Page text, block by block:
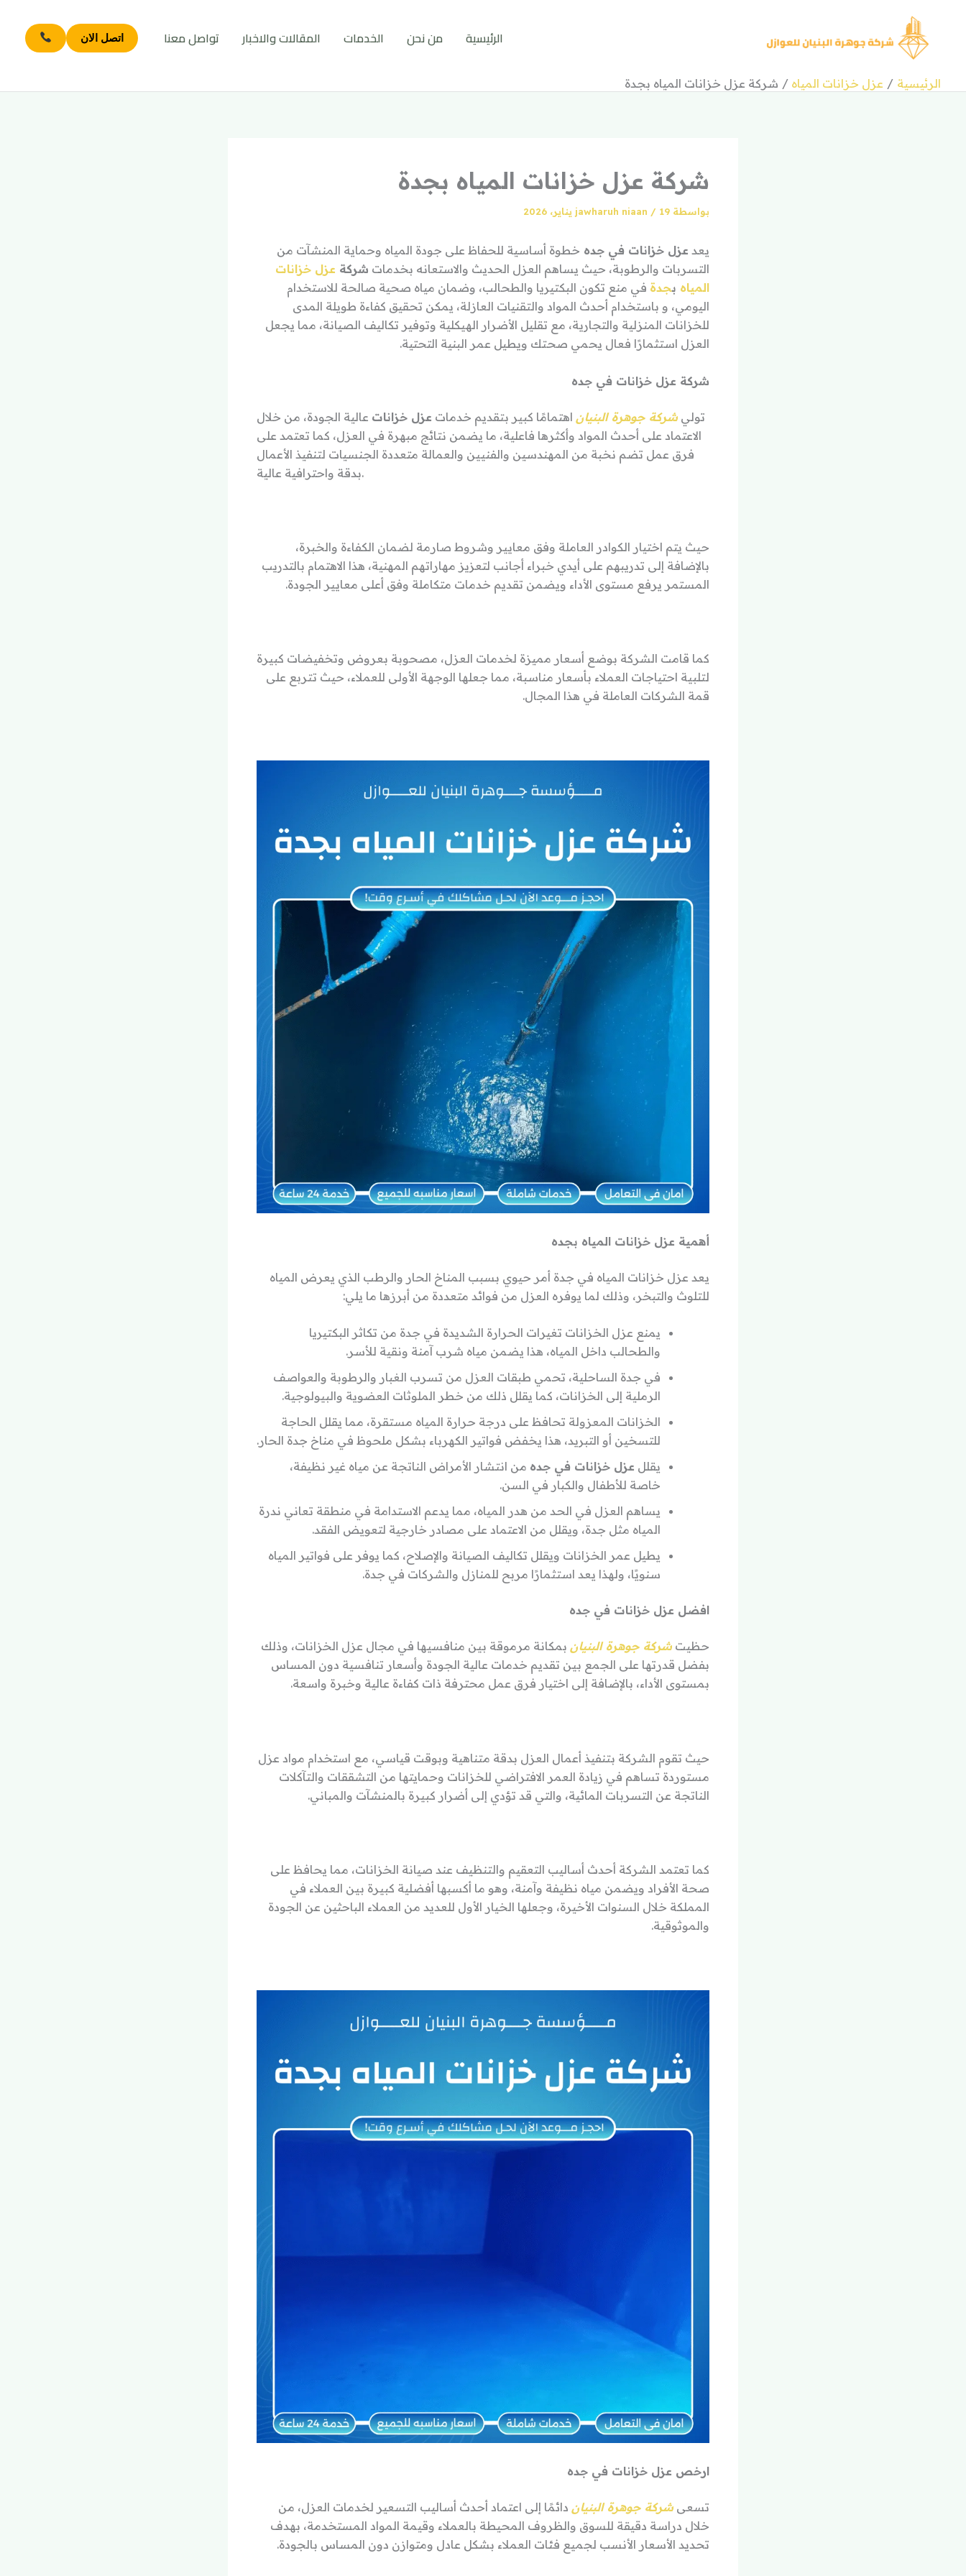
المحتوى
الرئيسية من نحن الخدمات المقالات والاخبار تواصل معنا اتصل الان
الرئيسية عزل خزانات المياه شركة عزل خزانات المياه بجدة
شركة عزل خزانات المياه بجدة
بواسطة jawharuh niaan / 19 يناير، 2026
يعد عزل خزانات في جده خطوة أساسية للحفاظ على جودة المياه وحماية المنشآت من
التسربات والرطوبة، حيث يساهم العزل الحديث والاستعانه بخدمات شركة عزل خزانات
المياه بجدة في منع تكون البكتيريا والطحالب، وضمان مياه صحية صالحة للاستخدام
اليومي، و باستخدام أحدث المواد والتقنيات العازلة، يمكن تحقيق كفاءة طويلة المدى
للخزانات المنزلية والتجارية، مع تقليل الأضرار الهيكلية وتوفير تكاليف الصيانة، مما يجعل
العزل استثمارًا فعال يحمي صحتك ويطيل عمر البنية التحتية.
شركة عزل خزانات في جده
تولي شركة جوهرة البنيان اهتمامًا كبير بتقديم خدمات عزل خزانات عالية الجودة، من خلال
الاعتماد على أحدث المواد وأكثرها فاعلية، ما يضمن نتائج مبهرة في العزل، كما تعتمد على
فرق عمل تضم نخبة من المهندسين والفنيين والعمالة متعددة الجنسيات لتنفيذ الأعمال
بدقة واحترافية عالية.
حيث يتم اختيار الكوادر العاملة وفق معايير وشروط صارمة لضمان الكفاءة والخبرة،
بالإضافة إلى تدريبهم على أيدي خبراء أجانب لتعزيز مهاراتهم المهنية، هذا الاهتمام بالتدريب
المستمر يرفع مستوى الأداء ويضمن تقديم خدمات متكاملة وفق أعلى معايير الجودة.
كما قامت الشركة بوضع أسعار مميزة لخدمات العزل، مصحوبة بعروض وتخفيضات كبيرة
لتلبية احتياجات العملاء بأسعار مناسبة، مما جعلها الوجهة الأولى للعملاء، حيث تتربع على
قمة الشركات العاملة في هذا المجال.
أهمية عزل خزانات المياه بجده
يعد عزل خزانات المياه في جدة أمر حيوي بسبب المناخ الحار والرطب الذي يعرض المياه
للتلوث والتبخر، وذلك لما يوفره العزل من فوائد متعددة من أبرزها ما يلي:
يمنع عزل الخزانات تغيرات الحرارة الشديدة في جدة من تكاثر البكتيريا
والطحالب داخل المياه، هذا يضمن مياه شرب آمنة ونقية للأسر.
في جدة الساحلية، تحمي طبقات العزل من تسرب الغبار والرطوبة والعواصف
الرملية إلى الخزانات، كما يقلل ذلك من خطر الملوثات العضوية والبيولوجية.
​الخزانات المعزولة تحافظ على درجة حرارة المياه مستقرة، مما يقلل الحاجة
للتسخين أو التبريد، هذا يخفض فواتير الكهرباء بشكل ملحوظ في مناخ جدة الحار.
​يقلل عزل خزانات في جده من انتشار الأمراض الناتجة عن مياه غير نظيفة،
خاصة للأطفال والكبار في السن.
​يساهم العزل في الحد من هدر المياه، مما يدعم الاستدامة في منطقة تعاني ندرة
المياه مثل جدة، ويقلل من الاعتماد على مصادر خارجية لتعويض الفقد.
​يطيل عمر الخزانات ويقلل تكاليف الصيانة والإصلاح، كما يوفر على فواتير المياه
سنويًا، ولهذا يعد استثمارًا مربح للمنازل والشركات في جدة.
افضل عزل خزانات في جده
حظيت شركة جوهرة البنيان بمكانة مرموقة بين منافسيها في مجال عزل الخزانات، وذلك
بفضل قدرتها على الجمع بين تقديم خدمات عالية الجودة وأسعار تنافسية دون المساس
بمستوى الأداء، بالإضافة إلى اختيار فرق عمل محترفة ذات كفاءة عالية وخبرة واسعة.
حيث تقوم الشركة بتنفيذ أعمال العزل بدقة متناهية وبوقت قياسي، مع استخدام مواد عزل
مستوردة تساهم في زيادة العمر الافتراضي للخزانات وحمايتها من التشققات والتآكلات
الناتجة عن التسربات المائية، والتي قد تؤدي إلى أضرار كبيرة بالمنشآت والمباني.
كما تعتمد الشركة أحدث أساليب التعقيم والتنظيف عند صيانة الخزانات، مما يحافظ على
صحة الأفراد ويضمن مياه نظيفة وآمنة، وهو ما أكسبها أفضلية كبيرة بين العملاء في
المملكة خلال السنوات الأخيرة، وجعلها الخيار الأول للعديد من العملاء الباحثين عن الجودة
والموثوقية.
ارخص عزل خزانات في جده
تسعى شركة جوهرة البنيان دائمًا إلى اعتماد أحدث أساليب التسعير لخدمات العزل، من
خلال دراسة دقيقة للسوق والظروف المحيطة بالعملاء وقيمة المواد المستخدمة، بهدف
تحديد الأسعار الأنسب لجميع فئات العملاء بشكل عادل ومتوازن دون المساس بالجودة.